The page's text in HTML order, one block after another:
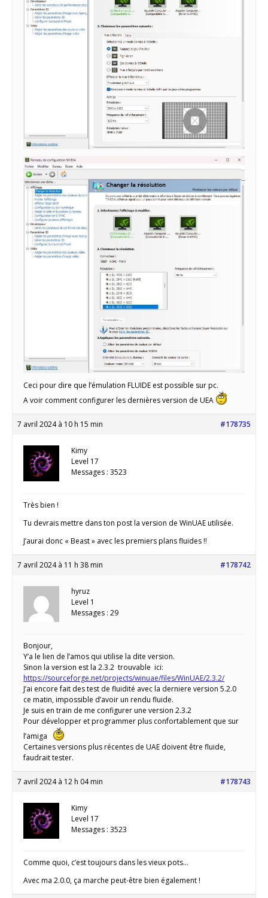
Ceci pour dire que l’émulation FLUIDE est possible sur pc.
A voir comment configurer les dernières version de UEA
7 avril 2024 à 10 h 15 min #178735
Kimy
Level 17
Messages : 3523
Très bien !
Tu devrais mettre dans ton post la version de WinUAE utilisée.
J’aurai donc « Beast » avec les premiers plans fluides !!
7 avril 2024 à 11 h 38 min #178742
hyruz
Level 1
Messages : 29
Bonjour,
Y’a le lien de l’amos qui utilise la dite version.
Sinon la version est la 2.3.2 trouvable ici:
https://sourceforge.net/projects/winuae/files/WinUAE/2.3.2/
J’ai encore fait des test de fluidité avec la derniere version 5.2.0
ce matin, impossible d’avoir un rendu fluide.
Je suis en train de me configurer une version 2.3.2
Pour développer et programmer plus confortablement que sur
l’amiga
Certaines versions plus récentes de UAE doivent être fluide,
faudrait tester.
7 avril 2024 à 12 h 04 min #178743
Kimy
Level 17
Messages : 3523
Comme quoi, c’est toujours dans les vieux pots…
Avec ma 2.0.0, ça marche peut-être bien également !